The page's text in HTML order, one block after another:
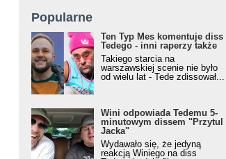
Popularne
Ten Typ Mes komentuje diss
Tedego - inni raperzy także
Takiego starcia na
warszawskiej scenie nie było
od wielu lat - Tede zdissował...
Wini odpowiada Tedemu 5-
minutowym dissem "Przytul
Jacka"
Wydawało się, że jedyną
reakcją Winiego na diss